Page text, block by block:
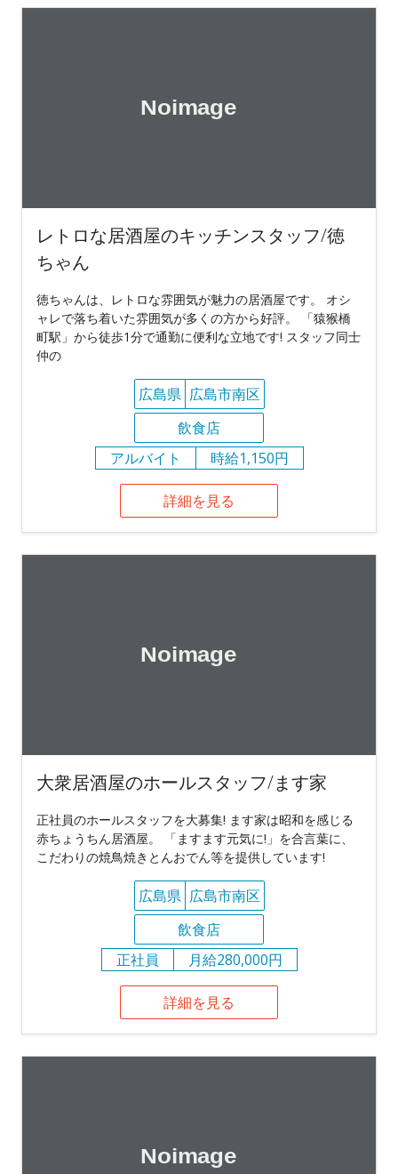
レトロな居酒屋のキッチンスタッフ/徳
ちゃん
徳ちゃんは、レトロな雰囲気が魅力の居酒屋です。 オシ
ャレで落ち着いた雰囲気が多くの方から好評。 「猿猴橋
町駅」から徒歩1分で通勤に便利な立地です! スタッフ同士
仲の
広島県 広島市南区
飲食店
アルバイト
時給1,150円
詳細を見る
大衆居酒屋のホールスタッフ/ます家
正社員のホールスタッフを大募集! ます家は昭和を感じる
赤ちょうちん居酒屋。 「ますます元気に!」を合言葉に、
こだわりの焼鳥焼きとんおでん等を提供しています!
広島県 広島市南区
飲食店
正社員
月給280,000円
詳細を見る